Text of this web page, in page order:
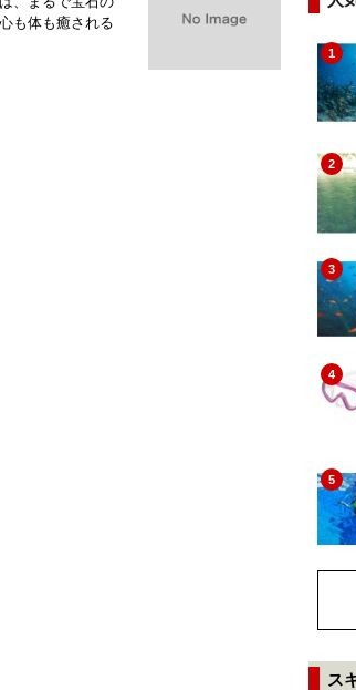
も体も癒される
1
2
3
4
5
ス